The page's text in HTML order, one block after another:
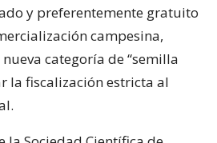
y preferentemente gratuito
campesina,
categoría de “semilla
la fiscalización estricta al